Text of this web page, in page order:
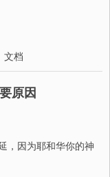
文档
原因
，因为耶和华你的神